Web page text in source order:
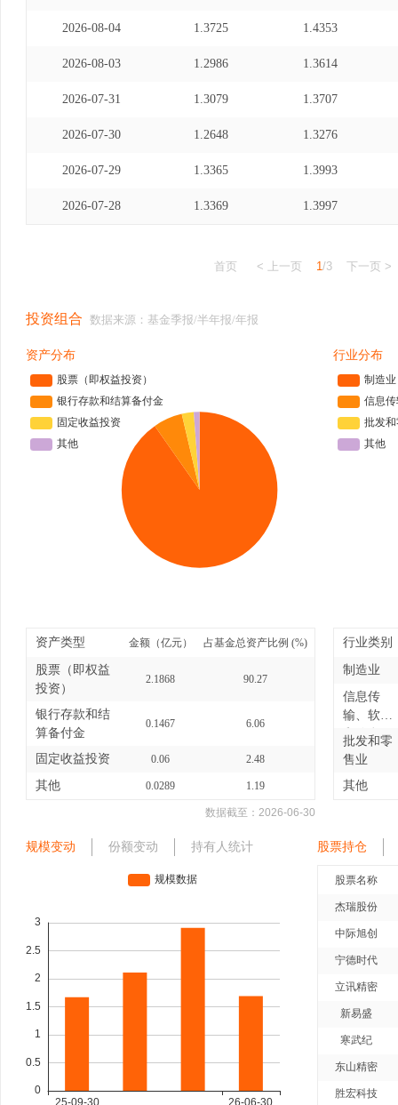
2026-08-04 1.3725 1.4353
2026-08-03 1.2986 1.3614
2026-07-31 1.3079 1.3707
2026-07-30 1.2648 1.3276
2026-07-29 1.3365 1.3993
2026-07-28 1.3369 1.3997
首页 < 上一页 1/3 下一页 >
投资组合 数据来源：基金季报/半年报/年报
资产分布
资产类型 金额（亿元） 占基金总资产比例 (%)
股票（即权益
投资）
2.1868 90.27
银行存款和结
算备付金
0.1467 6.06
固定收益投资 0.06 2.48
其他 0.0289 1.19
数据截至： 2026-06-30
行业分布
行业类别
制造业
信息传
输、软件
和信息
技...
批发和零
售业
其他
规模变动 份额变动 持有人统计 股票持仓
股票名称
杰瑞股份
中际旭创
宁德时代
立讯精密
新易盛
寒武纪
东山精密
胜宏科技